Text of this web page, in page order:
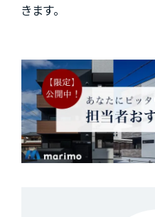
きます。